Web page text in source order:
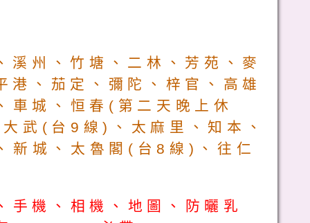
溪州、竹塘、二林、芳苑、 麥
、茄定、彌陀、梓官、 高雄
城、恒春(第二天晚上休
武(台9線)、太麻里、知本、
新城、太魯閣(台8線)、往仁
手機、相機、地圖、防曬乳